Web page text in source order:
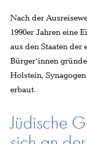
Nach der
1990er Jahren eine
aus den Staaten
Bürger*innen
Holstein,
erbaut.
Jüdische